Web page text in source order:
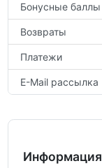
Бонусные баллы
Возвраты
Платежи
E-Mail рассылка
Информация